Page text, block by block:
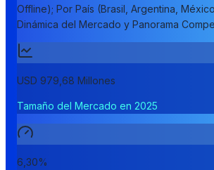
Offline); Por País (Brasil, Argentina,
Dinámica del Mercado y Panorama
USD 979,68 Millones
Tamaño del Mercado en 2025
6,30%